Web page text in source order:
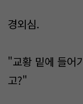
경외심.
"교황 밑에 들어
고?"